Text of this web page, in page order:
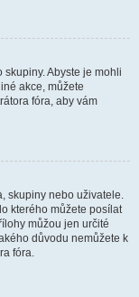
Abyste je mohli
akce, můžete
fóra, aby vám
skupiny nebo uživatele.
kterého můžete posílat
můžou jen určité
důvodu nemůžete k
fóra.